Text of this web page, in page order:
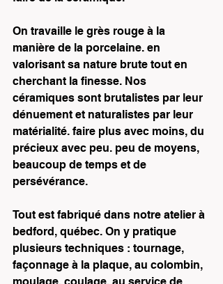
On travaille le grès rouge à la
manière de la porcelaine. en
valorisant sa nature brute tout en
cherchant la finesse. Nos
céramiques sont brutalistes par leur
dénuement et naturalistes par leur
matérialité. faire plus avec moins, du
précieux avec peu. peu de moyens,
beaucoup de temps et de
persévérance.
Tout est fabriqué dans notre atelier à
bedford, québec. On y pratique
plusieurs techniques : tournage,
façonnage à la plaque, au colombin,